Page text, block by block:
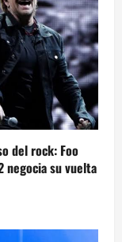
del rock: Foo
negocia su vuelta